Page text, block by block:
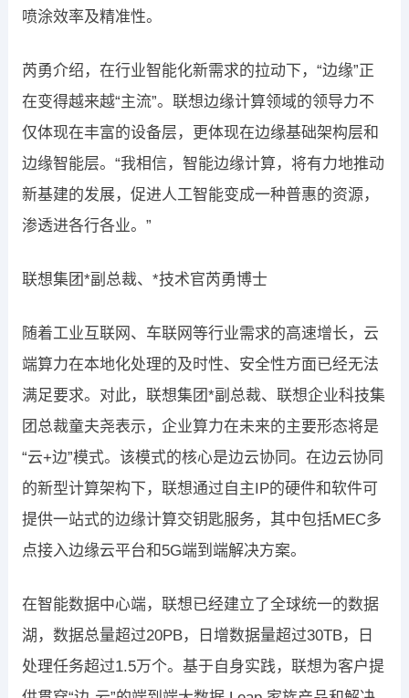
喷涂效率及精准性。
芮勇介绍，在行业智能化新需求的拉动下，“边缘”正
在变得越来越“主流”。联想边缘计算领域的领导力不
仅体现在丰富的设备层，更体现在边缘基础架构层和
边缘智能层。“我相信，智能边缘计算，将有力地推动
新基建的发展，促进人工智能变成一种普惠的资源，
渗透进各行各业。”
联想集团*副总裁、*技术官芮勇博士
随着工业互联网、车联网等行业需求的高速增长，云
端算力在本地化处理的及时性、安全性方面已经无法
满足要求。对此，联想集团*副总裁、联想企业科技集
团总裁童夫尧表示，企业算力在未来的主要形态将是
“云+边”模式。该模式的核心是边云协同。在边云协同
的新型计算架构下，联想通过自主IP的硬件和软件可
提供一站式的边缘计算交钥匙服务，其中包括MEC多
点接入边缘云平台和5G端到端解决方案。
在智能数据中心端，联想已经建立了全球统一的数据
湖，数据总量超过20PB，日增数据量超过30TB，日
处理任务超过1.5万个。基于自身实践，联想为客户提